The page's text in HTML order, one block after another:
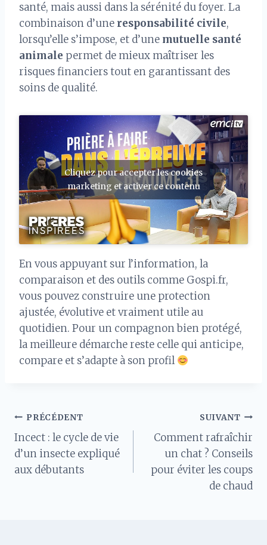
santé, mais aussi dans la sérénité du foyer. La
combinaison d’une responsabilité civile,
lorsqu’elle s’impose, et d’une mutuelle santé
animale permet de mieux maîtriser les
risques financiers tout en garantissant des
soins de qualité.
Cliquez pour accepter les cookies
marketing et activer ce contenu
En vous appuyant sur l’information, la
comparaison et des outils comme Gospi.fr,
vous pouvez construire une protection
ajustée, évolutive et vraiment utile au
quotidien. Pour un compagnon bien protégé,
la meilleure démarche reste celle qui anticipe,
compare et s’adapte à son profil
Navigation
de
l’article
PRÉCÉDENT
Incect : le cycle de vie
d’un insecte expliqué
aux débutants
SUIVANT
Comment rafraîchir
un chat ? Conseils
pour éviter les coups
de chaud